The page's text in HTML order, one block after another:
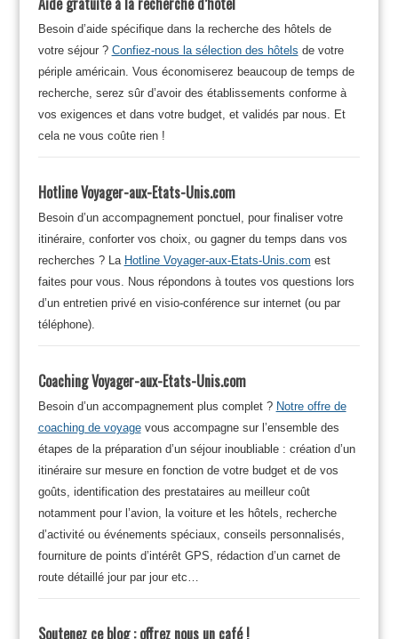
Besoin d’aide spécifique dans la recherche des hôtels de
votre séjour ? Confiez-nous la sélection des hôtels de votre
périple américain. Vous économiserez beaucoup de temps de
recherche, serez sûr d’avoir des établissements conforme à
vos exigences et dans votre budget, et validés par nous. Et
cela ne vous coûte rien !
Hotline Voyager-aux-Etats-Unis.com
Besoin d’un accompagnement ponctuel, pour finaliser votre
itinéraire, conforter vos choix, ou gagner du temps dans vos
recherches ? La Hotline Voyager-aux-Etats-Unis.com est
faites pour vous. Nous répondons à toutes vos questions lors
d’un entretien privé en visio-conférence sur internet (ou par
téléphone).
Coaching Voyager-aux-Etats-Unis.com
Besoin d’un accompagnement plus complet ? Notre offre de
coaching de voyagevous accompagne sur l’ensemble des
étapes de la préparation d’un séjour inoubliable : création d’un
itinéraire sur mesure en fonction de votre budget et de vos
goûts, identification des prestataires au meilleur coût
notamment pour l’avion, la voiture et les hôtels, recherche
d’activité ou événements spéciaux, conseils personnalisés,
fourniture de points d’intérêt GPS, rédaction d’un carnet de
route détaillé jour par jour etc…
Soutenez ce blog : offrez nous un café !